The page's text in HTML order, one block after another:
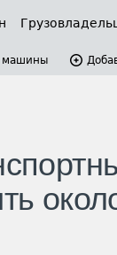
машины